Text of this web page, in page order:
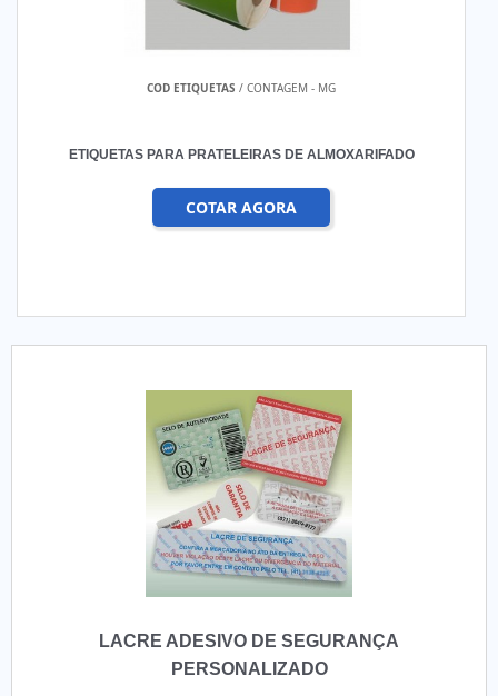
COD ETIQUETAS / CONTAGEM - MG
ETIQUETAS PARA PRATELEIRAS DE ALMOXARIFADO
COTAR AGORA
LACRE ADESIVO DE SEGURANÇA
PERSONALIZADO